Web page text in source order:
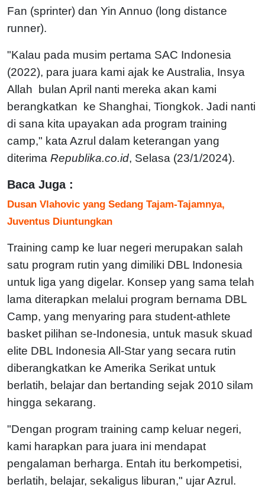
Fan (sprinter) dan Yin Annuo (long distance
runner).
"Kalau pada musim pertama SAC Indonesia
(2022), para juara kami ajak ke Australia, Insya
Allah bulan April nanti mereka akan kami
berangkatkan ke Shanghai, Tiongkok. Jadi nanti
di sana kita upayakan ada program training
camp," kata Azrul dalam keterangan yang
diterima Republika.co.id, Selasa (23/1/2024).
Baca Juga :
Dusan Vlahovic yang Sedang Tajam-Tajamnya,
Juventus Diuntungkan
Training camp ke luar negeri merupakan salah
satu program rutin yang dimiliki DBL Indonesia
untuk liga yang digelar. Konsep yang sama telah
lama diterapkan melalui program bernama DBL
Camp, yang menyaring para student-athlete
basket pilihan se-Indonesia, untuk masuk skuad
elite DBL Indonesia All-Star yang secara rutin
diberangkatkan ke Amerika Serikat untuk
berlatih, belajar dan bertanding sejak 2010 silam
hingga sekarang.
"Dengan program training camp keluar negeri,
kami harapkan para juara ini mendapat
pengalaman berharga. Entah itu berkompetisi,
berlatih, belajar, sekaligus liburan," ujar Azrul.